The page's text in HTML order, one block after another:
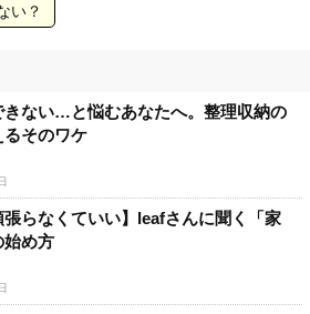
い？
きない…と悩むあなたへ。整理収納の
るそのワケ
張らなくていい】leafさんに聞く「家
始め方